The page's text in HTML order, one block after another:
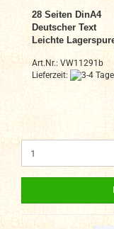
28 Seiten DinA4
Deutscher Text
Leichte
Art.Nr.: VW11291b
Lieferzeit: